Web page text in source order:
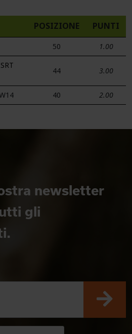
POSIZIONE PUNTI
50
1.00
44 3.00
40 2.00
newsletter
gli